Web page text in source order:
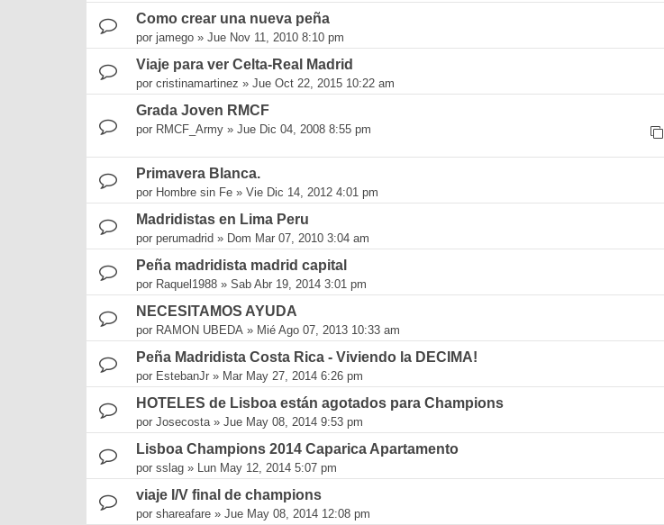
Como crear una nueva peña
por jamego » Jue Nov 11, 2010 8:10 pm
Viaje para ver Celta-Real Madrid
por cristinamartinez » Jue Oct 22, 2015 10:22 am
Grada Joven RMCF
por RMCF_Army » Jue Dic 04, 2008 8:55 pm
Primavera Blanca.
por Hombre sin Fe » Vie Dic 14, 2012 4:01 pm
Madridistas en Lima Peru
por perumadrid » Dom Mar 07, 2010 3:04 am
Peña madridista madrid capital
por Raquel1988 » Sab Abr 19, 2014 3:01 pm
NECESITAMOS AYUDA
por RAMON UBEDA » Mié Ago 07, 2013 10:33 am
Peña Madridista Costa Rica - Viviendo la DECIMA!
por EstebanJr » Mar May 27, 2014 6:26 pm
HOTELES de Lisboa están agotados para Champions
por Josecosta» Jue May 08, 2014 9:53 pm
Lisboa Champions 2014 Caparica Apartamento
por sslag » Lun May 12, 2014 5:07 pm
viaje I/V final de champions
por shareafare » Jue May 08, 2014 12:08 pm